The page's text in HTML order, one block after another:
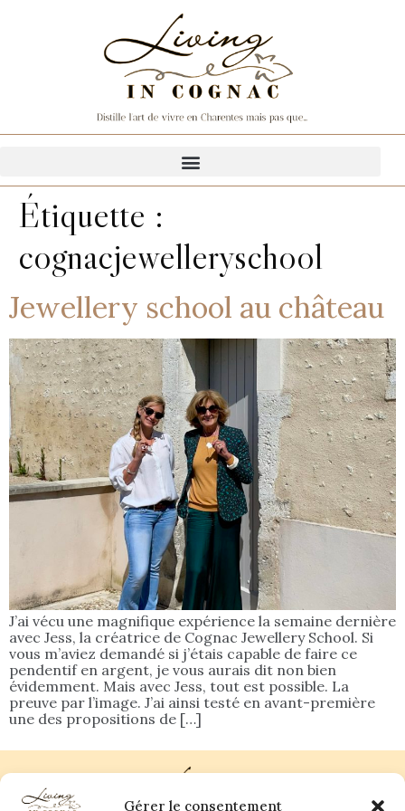
Gérer le consentement
Étiquette :
cognacjewelleryschool
Jewellery school au château
J’ai vécu une magnifique expérience la semaine dernière
avec Jess, la créatrice de Cognac Jewellery School. Si
vous m’aviez demandé si j’étais capable de faire ce
pendentif en argent, je vous aurais dit non bien
évidemment. Mais avec Jess, tout est possible. La
preuve par l’image. J’ai ainsi testé en avant-première
une des propositions de […]